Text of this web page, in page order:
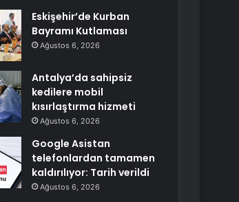
Eskişehir’de Kurban
Bayramı Kutlaması
Ağustos 6, 2026
Antalya’da sahipsiz
kedilere mobil
kısırlaştırma hizmeti
Ağustos 6, 2026
Google Asistan
telefonlardan tamamen
kaldırılıyor: Tarih verildi
Ağustos 6, 2026